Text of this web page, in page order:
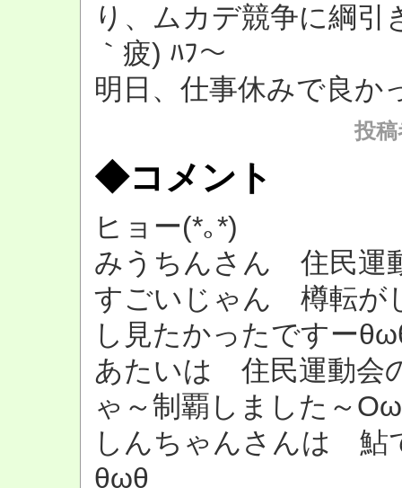
り、ムカデ競争に綱
｀疲) ﾊﾌ～
明日、仕事休みで良か
投
◆コメント
ヒョー(*｡*)
みうちんさん 住民運
すごいじゃん 樽転が
し見たかったですー
あたいは 住民運動会
ゃ～制覇しました～
しんちゃんさんは 鮎
θωθ